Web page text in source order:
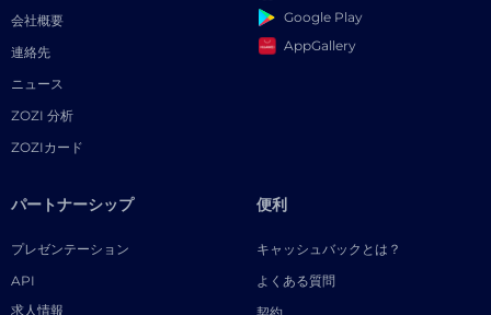
会社概要
連絡先
ニュース
ZOZI 分析
ZOZIカード
Google Play
AppGallery
パートナーシップ
プレゼンテーション
API
求人情報
便利
キャッシュバックとは？
よくある質問